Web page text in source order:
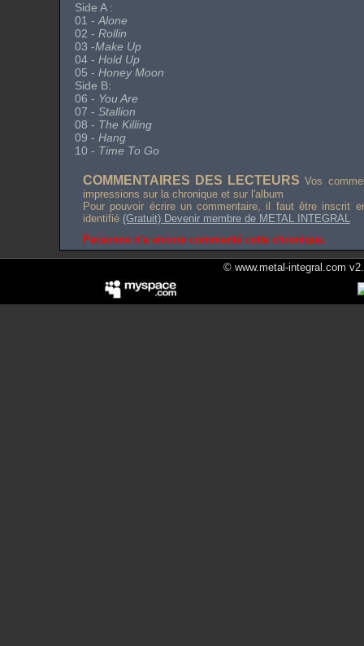
Side A:
01 - Alone
02 - Rollin
03 -Make Up
04 - Hold Up
05 - Honey Moon
Side B:
06 - You Are
07 - Stallion
08 - The Killing
09 - Hang
10 - Time To Go
COMMENTAIRES DES LECTEURS Vos
impressions sur la chronique et sur l'album
Pour pouvoir écrire un commentaire, il faut être inscrit
identifié (Gratuit) Devenir membre de METAL INTEGRAL
Personne n'a encore commenté cette chronique.
© www.metal-integral.com